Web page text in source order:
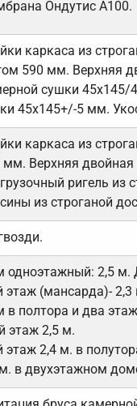
Ондутис А100.
каркаса из
590 мм. Верхняя
сушки 45х145/
45х145+/-5 мм.
каркаса из
мм. Верхняя
ригель из
из строганой
одноэтажный: 2,5 м.
этаж (мансарда)- 2,3
в полтора и два
этаж 2,5 м.
этаж 2,4 м. в
в двухэтажном